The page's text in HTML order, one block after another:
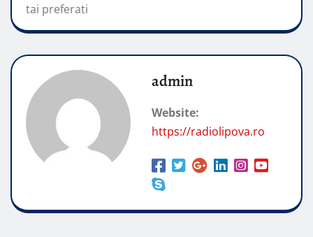
tai preferati
admin
Website:
https://radiolipova.ro